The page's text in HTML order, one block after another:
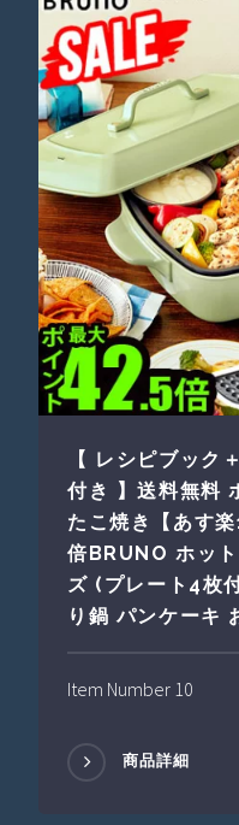
【 レシピブック
付き 】送料無料
たこ焼き【あす
倍BRUNO ホッ
ズ (プレート4枚
り鍋 パンケーキ
Item Number 10
商品詳細